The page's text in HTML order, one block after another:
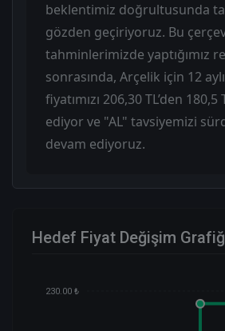
beklentimiz doğrultusunda
gözden geçiriyoruz. Bu
tahminlerimizde yaptığımız
sonrasında, Arçelik için 12
fiyatımızı 206,30 TL’den 180,5
ediyor ve "AL" tavsiyemizi
devam ediyoruz.
Hedef Fiyat Değişim
230.00 ₺